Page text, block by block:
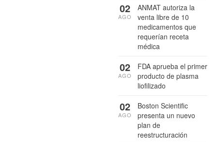
ANMAT autoriza la
venta libre de 10
medicamentos que
requerían receta
médica
02
AGO
FDA aprueba el primer
producto de plasma
liofilizado
02
AGO
Boston Scientific
presenta un nuevo
plan de
reestructuración
02
AGO